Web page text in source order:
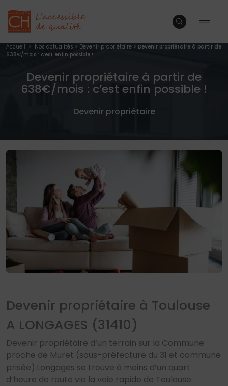
Accueil > Nos actualités > Devenir propriétaire > Devenir propriétaire à partir de
638€/mois : c’est enfin possible !
Devenir propriétaire à partir de
638€/mois : c’est enfin possible !
Devenir propriétaire
Devenir propriétaire à Toulouse
A LONGAGES (31410)
Devenir propriétaire d’un terrain sur la Commune
proche de Muret (sous-préfecture du 31 et commune
prisée).Longages se trouve à moins d’un quart
d’heure de route via la voie rapide de Toulouse.